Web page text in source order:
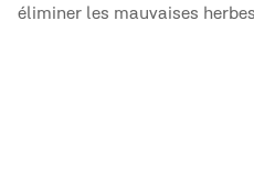
éliminer les mauvaises